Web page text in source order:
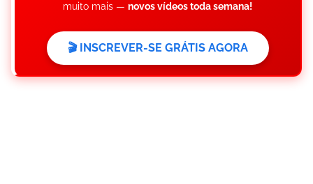
muito mais — novos vídeos toda semana!
🎬 INSCREVER-SE GRÁTIS AGORA